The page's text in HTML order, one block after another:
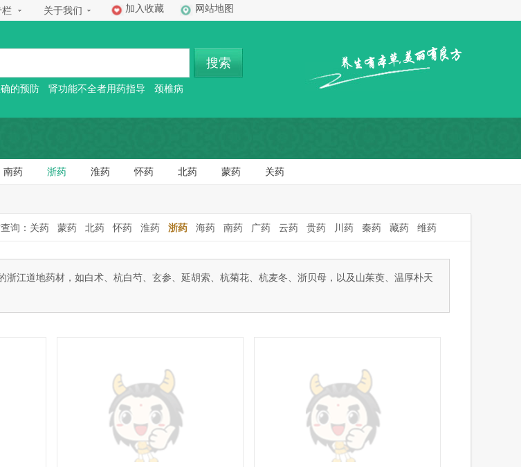
栏 关于我们 加入收藏 网站地图
搜索
的预防 肾功能不全者用药指导 颈椎病
南药 浙药 淮药 怀药 北药 蒙药 关药
询： 关药 蒙药 北药 怀药 淮药 浙药 海药 南药 广药 云药 贵药 川药 秦药 藏药 维药
浙江道地药材，如白术、杭白芍、玄参、延胡索、杭菊花、杭麦冬、浙贝母，以及山茱萸、温厚朴天